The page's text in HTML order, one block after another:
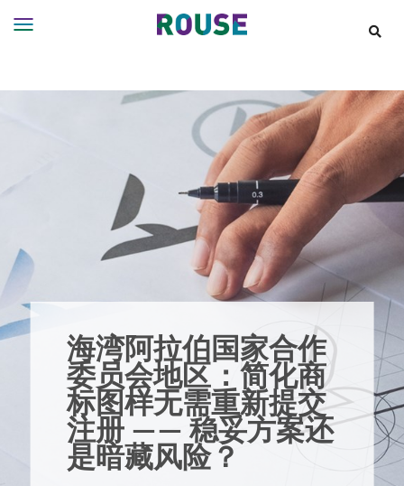
Careers
About
海湾阿拉伯国家合作
委员会地区：简化商
标图样无需重新提交
注册 —— 稳妥方案还
是暗藏风险？